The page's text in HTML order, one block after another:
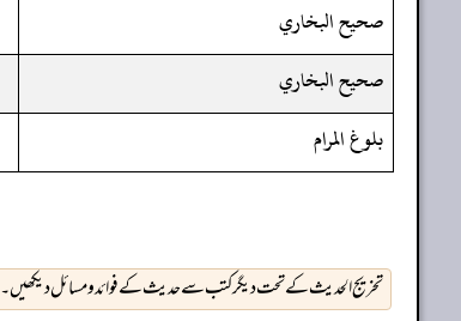
صحيح البخاري
صحيح البخاري
بلوغ المرام
تخریج الحدیث کے تحت دیگر کتب سے حدیث کے فوائد و مسائل دیکھیں۔